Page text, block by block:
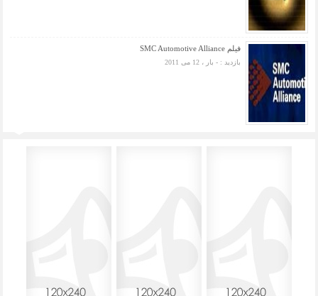
فیلم SMC Automotive Alliance
بازدید : - بار ، 12 می 2011